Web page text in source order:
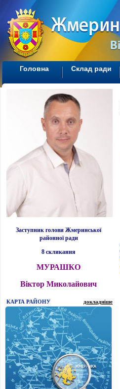
Головна Склад ради
Заступник голови Жмеринської
районної ради
8 скликання
МУРАШКО
Віктор Миколайович
КАРТА РАЙОНУ докладніше